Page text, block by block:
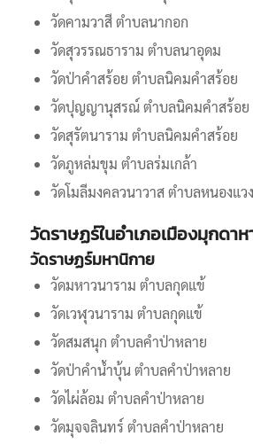
วัดคามวาสี ตำบลนากอก
วัดสุวรรณธาราม ตำบลนาอุดม
วัดป่าคำสร้อย ตำบลนิคมคำสร้อย
วัดปุญญานุสรณ์ ตำบลนิคมคำสร้อย
วัดสุรัตนาราม ตำบลนิคมคำสร้อย
วัดภูหล่มขุม ตำบลร่มเกล้า
วัดโมลีมงคลวนาวาส ตำบลหนองแวง
วัดราษฏร์ในอำเภอเมืองมุกดาห
วัดราษฏร์มหานิกาย
วัดมหาวนาราม ตำบลกุดแข้
วัดเวฬุวนาราม ตำบลกุดแข้
วัดสมสนุก ตำบลคำป่าหลาย
วัดป่าคำน้ำบุ้น ตำบลคำป่าหลาย
วัดไผ่ล้อม ตำบลคำป่าหลาย
วัดมุจจลินทร์ ตำบลคำป่าหลาย